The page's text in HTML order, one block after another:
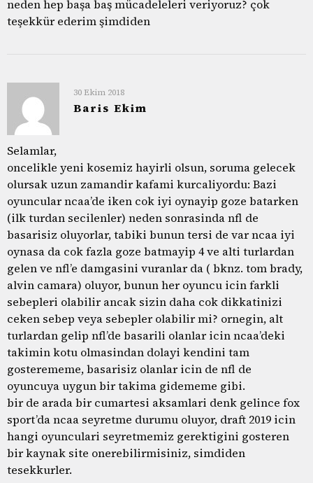
neden hep başa baş mücadeleleri veriyoruz? çok
teşekkür ederim şimdiden
30 Ekim 2018
Baris Ekim
Selamlar,
oncelikle yeni kosemiz hayirli olsun, soruma gelecek
olursak uzun zamandir kafami kurcaliyordu: Bazi
oyuncular ncaa’de iken cok iyi oynayip goze batarken
(ilk turdan secilenler) neden sonrasinda nfl de
basarisiz oluyorlar, tabiki bunun tersi de var ncaa iyi
oynasa da cok fazla goze batmayip 4 ve alti turlardan
gelen ve nfl’e damgasini vuranlar da ( bknz. tom brady,
alvin camara) oluyor, bunun her oyuncu icin farkli
sebepleri olabilir ancak sizin daha cok dikkatinizi
ceken sebep veya sebepler olabilir mi? ornegin, alt
turlardan gelip nfl’de basarili olanlar icin ncaa’deki
takimin kotu olmasindan dolayi kendini tam
gosterememe, basarisiz olanlar icin de nfl de
oyuncuya uygun bir takima gidememe gibi.
bir de arada bir cumartesi aksamlari denk gelince fox
sport’da ncaa seyretme durumu oluyor, draft 2019 icin
hangi oyunculari seyretmemiz gerektigini gosteren
bir kaynak site onerebilirmisiniz, simdiden
tesekkurler.